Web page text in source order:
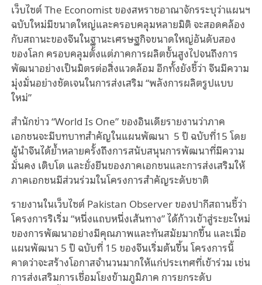
เว็บไซต์ The Economist ของสหราชอาณาจักรระบุว่าแผนฯ
ฉบับใหม่มีขนาดใหญ่และครอบคลุมหลายมิติ จะสอดคล้อง
กับสถานะของจีนในฐานะเศรษฐกิจขนาดใหญ่อันดับสอง
ของโลก ครอบคลุมตั้งแต่ภาคการผลิตขั้นสูงไปจนถึงการ
พัฒนาอย่างเป็นมิตรต่อสิ่งแวดล้อม อีกทั้งยังชี้ว่า จีนมีความ
มุ่งมั่นอย่างชัดเจนในการส่งเสริม “พลังการผลิตรูปแบบ
ใหม่”
สำนักข่าว “World Is One” ของอินเดียรายงานว่าภาค
เอกชนจะมีบทบาทสำคัญในแผนพัฒนา 5 ปี ฉบับที่15 โดย
ผู้นำจีนได้ย้ำหลายครั้งถึงการสนับสนุนการพัฒนาที่มีความ
มั่นคง เติบโต และยั่งยืนของภาคเอกชนและการส่งเสริมให้
ภาคเอกชนมีส่วนร่วมในโครงการสำคัญระดับชาติ
รายงานในเว็บไซต์ Pakistan Observer ของปากีสถานชี้ว่า
โครงการริเริ่ม “หนึ่งแถบหนึ่งเส้นทาง” ได้ก้าวเข้าสู่ระยะใหม่
ของการพัฒนาอย่างมีคุณภาพและทันสมัยมากขึ้น และเมื่อ
แผนพัฒนา 5 ปี ฉบับที่ 15 ของจีนเริ่มต้นขึ้น โครงการนี้
คาดว่าจะสร้างโอกาสจำนวนมากให้แก่ประเทศที่เข้าร่วม เช่น
การส่งเสริมการเชื่อมโยงข้ามภูมิภาค การยกระดับ